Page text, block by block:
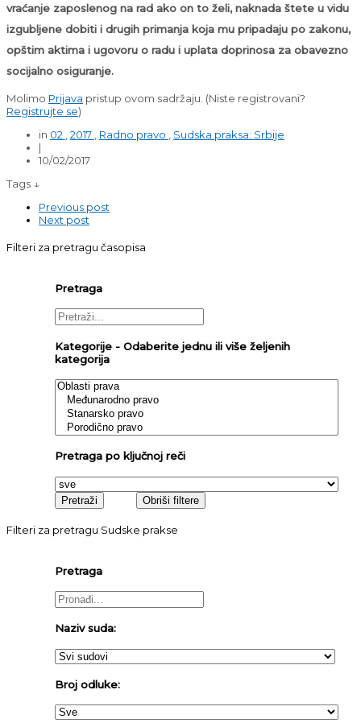
vraćanje zaposlenog na rad ako on to želi, naknada štete u vidu
izgubljene dobiti i drugih primanja koja mu pripadaju po zakonu,
opštim aktima i ugovoru o radu i uplata doprinosa za obavezno
socijalno osiguranje.
Molimo Prijava pristup ovom sadržaju. (Niste registrovani?
Registrujte se)
in 02 2017 Radno pravo
Sudska praksa: Srbije
|
10/02/2017
Tags ↓
Previous post
Next post
Filteri za pretragu časopisa
Pretraga
Kategorije - Odaberite jednu ili više željenih
kategorija
Pretraga po ključnoj reči
Filteri za pretragu Sudske prakse
Pretraga
Naziv suda:
Broj odluke: